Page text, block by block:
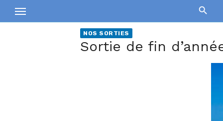
to
NOS SORTIES
Sortie de fin